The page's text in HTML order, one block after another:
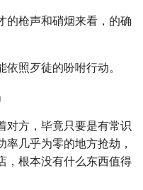
的枪声和硝烟来看，的确
照歹徒的吩咐行动。
对方，毕竟只要是有常识
几乎为零的地方抢劫，
，根本没有什么东西值得